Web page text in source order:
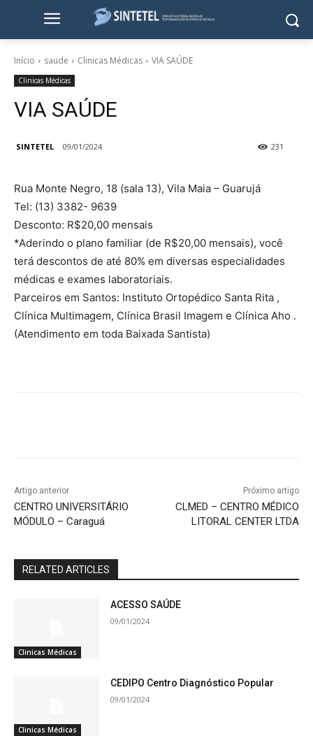
Início saude Clinicas Médicas VIA SAÚDE
Clinicas Médicas
VIA SAÚDE
SINTETEL 09/01/2024 231
Rua Monte Negro, 18 (sala 13), Vila Maia – Guarujá
Tel: (13) 3382- 9639
Desconto: R$20,00 mensais
*Aderindo o plano familiar (de R$20,00 mensais), você
terá descontos de até 80% em diversas especialidades
médicas e exames laboratoriais.
Parceiros em Santos: Instituto Ortopédico Santa Rita ,
Clínica Multimagem, Clínica Brasil Imagem e Clínica Aho .
(Atendimento em toda Baixada Santista)
Artigo anterior
CENTRO UNIVERSITÁRIO
MÓDULO – Caraguá
Próximo artigo
CLMED – CENTRO MÉDICO
LITORAL CENTER LTDA
RELATED ARTICLES
Clinicas Médicas
ACESSO SAÚDE
09/01/2024
Clinicas Médicas
CEDIPO Centro Diagnóstico Popular
09/01/2024